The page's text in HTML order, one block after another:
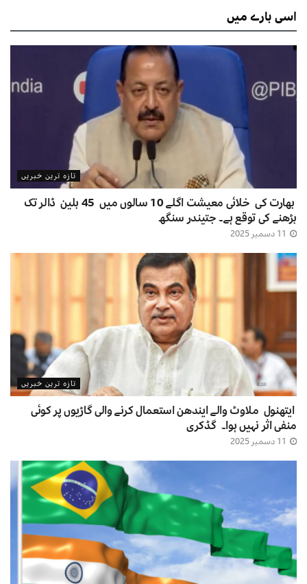
اسیبارے میں
تازہ ترین خبریں
بھارت کی خلائی معیشت اگلے 10 سالوں میں 45 بلین ڈالر تک
بڑھنے کی توقع ہے۔ جتیندر سنگھ
تازہ ترین خبریں
ایتھنول ملاوٹ والے ایندھن استعمال کرنے والی گاڑیوں پر کوئی
منفی اثر نہیں ہوا۔ گڈکری